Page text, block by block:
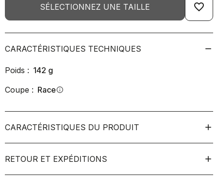
SÉLECTIONNEZ UNE TAILLE favorite_border
CARACTÉRISTIQUES TECHNIQUES
Poids : 142 g
Coupe : Raceinfo
CARACTÉRISTIQUES DU PRODUIT
RETOUR ET EXPÉDITIONS